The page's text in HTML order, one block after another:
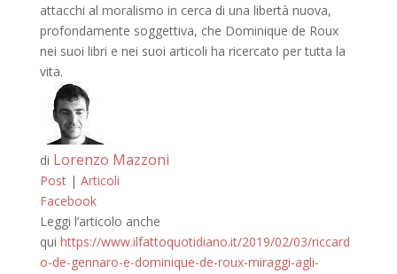
attacchi al moralismo in cerca di una libertà nuova,
profondamente soggettiva, che Dominique de Roux
nei suoi libri e nei suoi articoli ha ricercato per tutta la
vita.
di Lorenzo Mazzoni
Post| Articoli
Facebook
Leggi l’articolo anche
qui https://www.ilfattoquotidiano.it/2019/02/03/riccard
o-de-gennaro-e-dominique-de-roux-miraggi-agli-